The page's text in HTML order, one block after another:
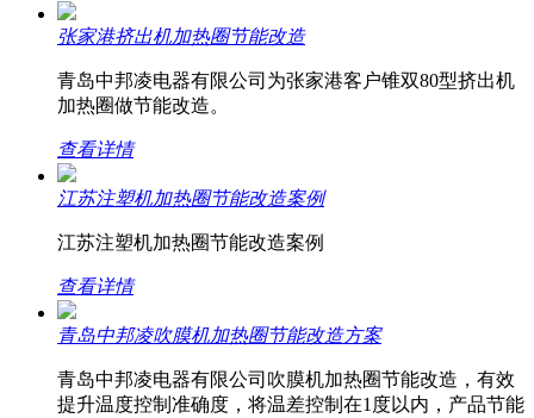
张家港挤出机加热圈节能改造
青岛中邦凌电器有限公司为张家港客户锥双80型挤出机
加热圈做节能改造。
查看详情
江苏注塑机加热圈节能改造案例
江苏注塑机加热圈节能改造案例
查看详情
青岛中邦凌吹膜机加热圈节能改造方案
青岛中邦凌电器有限公司吹膜机加热圈节能改造，有效
提升温度控制准确度，将温差控制在1度以内，产品节能